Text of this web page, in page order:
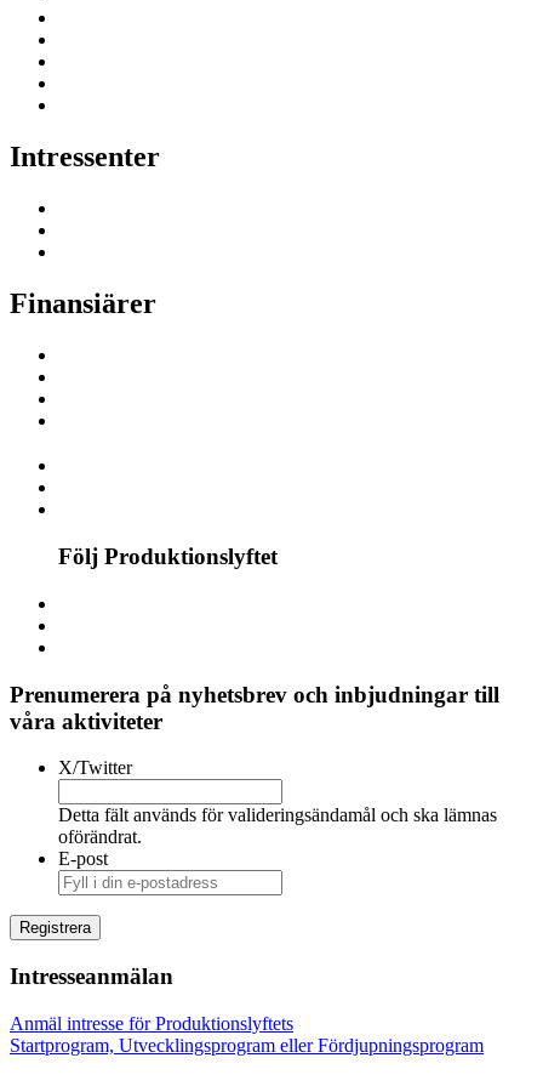
Intressenter
Finansiärer
Följ Produktionslyftet
Prenumerera på nyhetsbrev och inbjudningar till
våra aktiviteter
X/Twitter
Detta fält används för valideringsändamål och ska lämnas
oförändrat.
E-post
Intresseanmälan
Anmäl intresse för Produktionslyftets
Startprogram, Utvecklingsprogram eller Fördjupningsprogram